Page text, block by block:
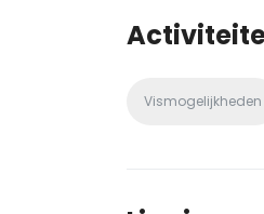
Vismogelijkheden